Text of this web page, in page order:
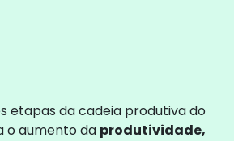
etapas da cadeia produtiva do
o aumento da produtividade,